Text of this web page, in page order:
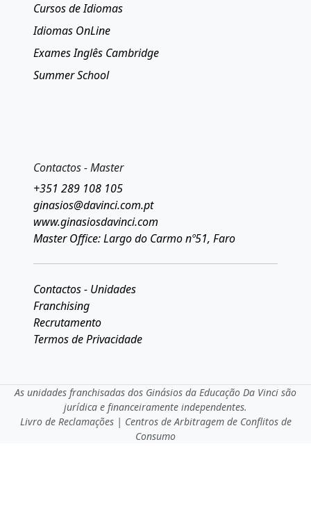
Cursos de Idiomas
Idiomas OnLine
Exames Inglês Cambridge
Summer School
Contactos - Master
+351 289 108 105
ginasios@davinci.com.pt
www.ginasiosdavinci.com
Master Office: Largo do Carmo nº51, Faro
Contactos - Unidades
Franchising
Recrutamento
Termos de Privacidade
As unidades franchisadas dos Ginásios da Educação Da Vinci são
jurídica e financeiramente independentes.
Livro de Reclamações| Centros de Arbitragem de Conflitos de
Consumo